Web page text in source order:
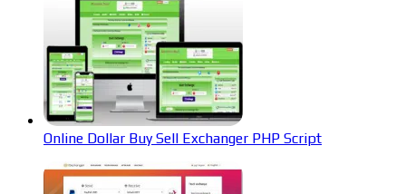
Online Dollar Buy Sell Exchanger PHP Script